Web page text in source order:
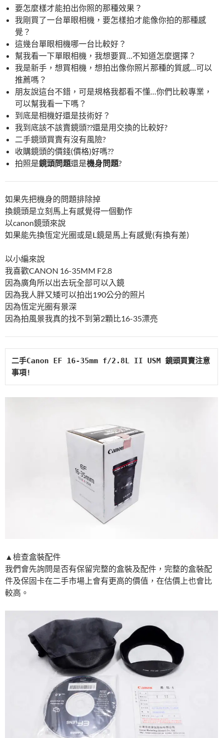
要怎麼樣才能拍出你照的那種效果？
我剛買了一台單眼相機，要怎樣拍才能像你拍的那種感
覺？
這幾台單眼相機哪一台比較好？
幫我看一下單眼相機，我想要買…不知道怎麼選擇？
我是新手，想買相機，想拍出像你照片那種的質感…可以
推薦嗎？
朋友說這台不錯，可是規格我都看不懂…你們比較專業，
可以幫我看一下嗎？
到底是相機好還是技術好？
我到底該不該賣鏡頭??還是用交換的比較好?
二手鏡頭買賣有沒有風險?
收購鏡頭的價錢(價格)好嗎??
拍照是鏡頭問題還是機身問題?
如果先把機身的問題排除掉
換鏡頭是立刻馬上有感覺得一個動作
以canon鏡頭來說
如果能先換恆定光圈或是L鏡是馬上有感覺(有換有差)
以小編來說
我喜歡CANON 16-35MM F2.8
因為廣角所以出去玩全部可以入鏡
因為我人胖又矮可以拍出190公分的照片
因為恆定光圈有景深
因為拍風景我真的找不到第2顆比16-35漂亮
二手Canon EF 16-35mm f/2.8L II USM 鏡頭買賣注意
事項!
▲檢查盒裝配件
我們會先詢問是否有保留完整的盒裝及配件，完整的盒裝配
件及保固卡在二手市場上會有更高的價值，在估價上也會比
較高。